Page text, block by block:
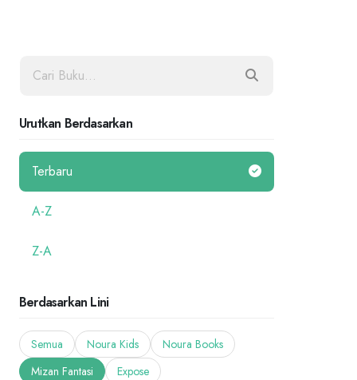
Urutkan Berdasarkan
Terbaru
A-Z
Z-A
Berdasarkan Lini
Semua Noura Kids
Noura Books
Mizan Fantasi
Expose